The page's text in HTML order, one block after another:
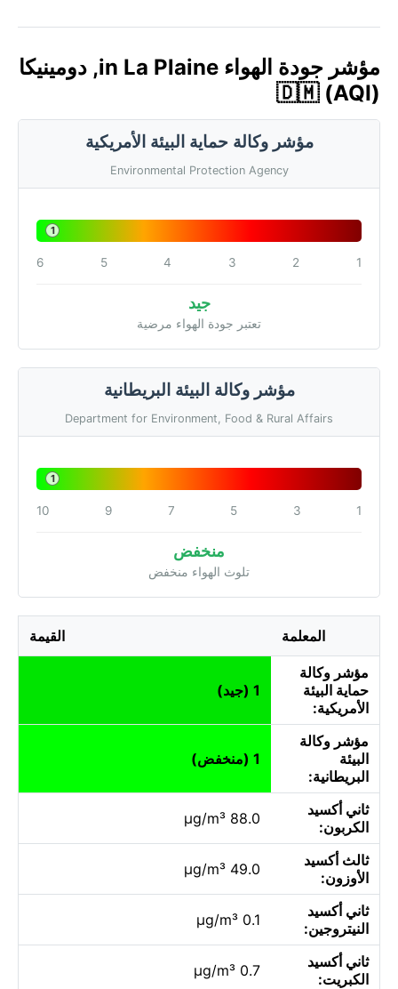
مؤشر جودة الهواء in La Plaine, دومينيكا
🇩🇲 (AQI)
مؤشر وكالة حماية البيئة الأمريكية
Environmental Protection Agency
1
1
2
3
4
5
6
جيد
تعتبر جودة الهواء مرضية
مؤشر وكالة البيئة البريطانية
Department for Environment, Food & Rural Affairs
1
1
3
5
7
9
10
منخفض
تلوث الهواء منخفض
المعلمة القيمة
مؤشر وكالة
حماية البيئة
الأمريكية:
1 (جيد)
مؤشر وكالة
البيئة
البريطانية:
1 (منخفض)
ثاني أكسيد
الكربون:
88.0 µg/m³
ثالث أكسيد
الأوزون:
49.0 µg/m³
ثاني أكسيد
النيتروجين:
0.1 µg/m³
ثاني أكسيد
الكبريت:
0.7 µg/m³